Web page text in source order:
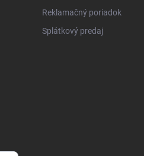
Reklamačný poriadok
Splátkový predaj